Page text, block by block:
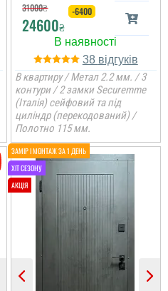
31000₴
24600₴
-6400
38
В квартиру / Метал 2.2 мм. / 3
контури / 2 замки Securemme
(Італія) сейфовий та під
циліндр (перекодований) /
Полотно 115 мм.